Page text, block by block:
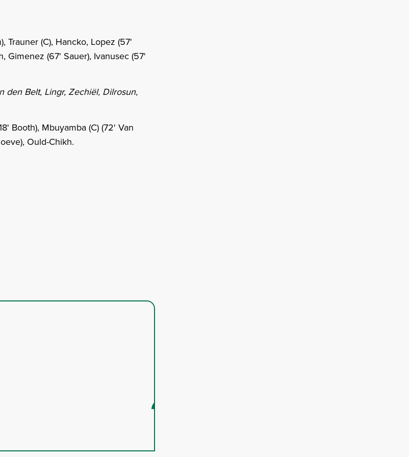
Trauner (C), Hancko, Lopez (57'
Gimenez (67' Sauer), Ivanusec (57'
den Belt, Lingr, Zechiël, Dilrosun,
Booth), Mbuyamba (C) (72' Van
Ould-Chikh.